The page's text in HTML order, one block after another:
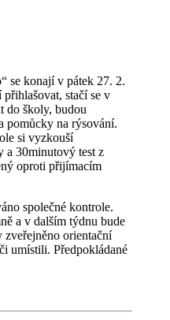
se konají v pátek 27. 2.
stačí se v
do školy, budou
pomůcky na rýsování.
si vyzkouší
a 30minutový test z
oproti přijímacím
společné kontrole.
a v dalším týdnu bude
zveřejněno orientační
umístili. Předpokládané